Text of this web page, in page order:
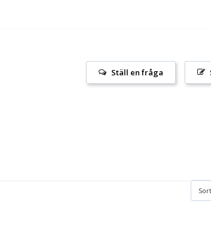
Ställ en fråga